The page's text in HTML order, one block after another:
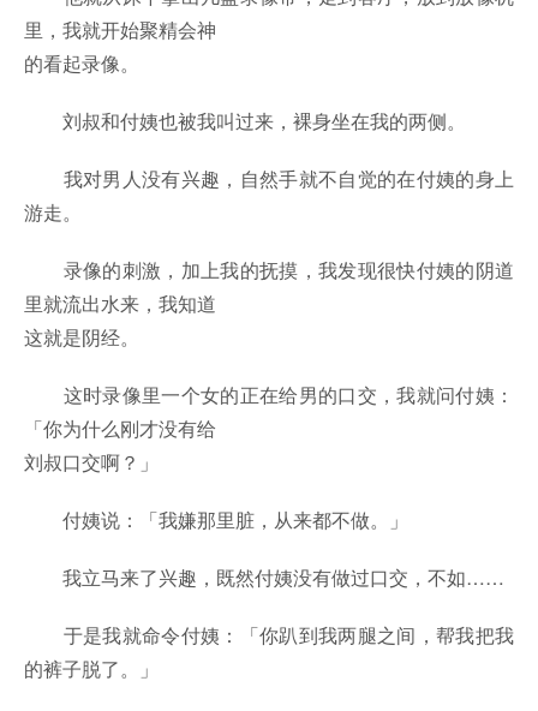
里，我就开始聚精会神
的看起录像。
刘叔和付姨也被我叫过来，裸身坐在我的两侧。
我对男人没有兴趣，自然手就不自觉的在付姨的身上
游走。
录像的刺激，加上我的抚摸，我发现很快付姨的阴道
里就流出水来，我知道
这就是阴经。
这时录像里一个女的正在给男的口交，我就问付姨：
「你为什么刚才没有给
刘叔口交啊？」
付姨说：「我嫌那里脏，从来都不做。」
我立马来了兴趣，既然付姨没有做过口交，不如……
于是我就命令付姨：「你趴到我两腿之间，帮我把我
的裤子脱了。」